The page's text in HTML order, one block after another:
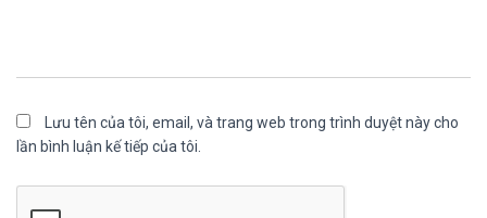
Lưu tên của tôi, email, và trang web trong trình duyệt này cho
lần bình luận kế tiếp của tôi.